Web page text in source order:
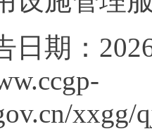
日期：